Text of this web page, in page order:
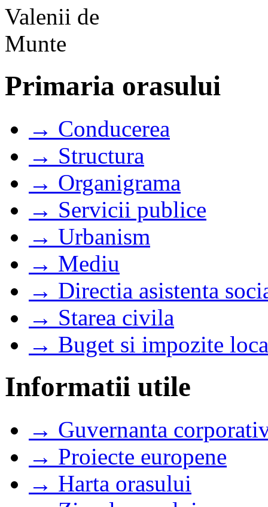
Primaria orasului
→ Conducerea
→ Structura
→ Organigrama
→ Servicii publice
→ Urbanism
→ Mediu
→ Directia asistenta
→ Starea civila
→ Buget si impozite
Informatii utile
→ Guvernanta
→ Proiecte europene
→ Harta orasului